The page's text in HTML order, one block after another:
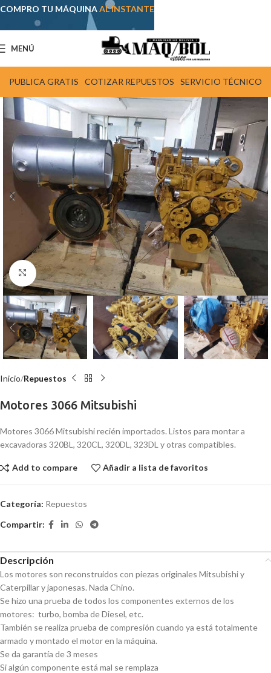
MENÚ
PUBLICA GRATIS COTIZAR REPUESTOS SERVICIO TÉCNICO
Click para agrandar
Inicio Repuestos
Motores 3066 Mitsubishi
Motores 3066 Mitsubishi recién importados. Listos para montar a
excavadoras 320BL, 320CL, 320DL, 323DL y otras compatibles.
Add to compare Añadir a lista de favoritos
Categoría: Repuestos
Compartir:
Descripción
Los motores son reconstruidos con piezas originales Mitsubishi y
Caterpillar y japonesas. Nada Chino.
Se hizo una prueba de todos los componentes externos de los
motores: turbo, bomba de Diesel, etc.
También se realiza prueba de compresión cuando ya está totalmente
armado y montado el motor en la máquina.
Se da garantía de 3 meses
Si algún componente está mal se remplaza
COMPRO TU MÁQUINAAL INSTANTE